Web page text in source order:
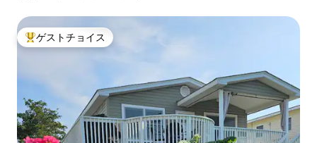
大好評のゲストチョイスです。
ゲストチョイス